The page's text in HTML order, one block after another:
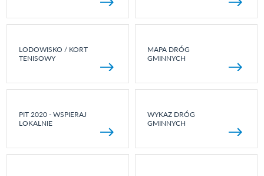
LODOWISKO / KORT
TENISOWY
MAPA DRÓG
GMINNYCH
PIT 2020 - WSPIERAJ
LOKALNIE
WYKAZ DRÓG
GMINNYCH